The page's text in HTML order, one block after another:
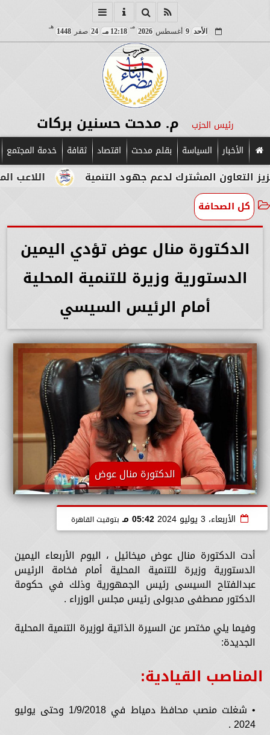
الأحد 9 أغسطس2026
مـ
12:18 مـ 24 صفر1448
هـ
رئيس الحزب م. مدحت حسنين بركات
الأخبار السياسة بقلم مدحت اقتصاد ثقافة خدمة المجتمع
اللاعب المصري الإيطالي لدعم جهود التنمية
كل الصحافة
الدكتورة منال عوض تؤدي اليمين
الدستورية وزيرة للتنمية المحلية
أمام الرئيس السيسي
الدكتورة منال عوض
الأربعاء، 3 يوليو 2024 05:42 مـ بتوقيت القاهرة
أدت الدكتورة منال عوض ميخائيل ، اليوم الأربعاء اليمين
الدستورية وزيرة للتنمية المحلية أمام فخامة الرئيس
عبدالفتاح السيسى رئيس الجمهورية وذلك في حكومة
الدكتور مصطفى مدبولى رئيس مجلس الوزراء .
وفيما يلي مختصر عن السيرة الذاتية لوزيرة التنمية المحلية
الجديدة:
المناصب القيادية:
• شغلت منصب محافظ دمياط في 1/9/2018 وحتى يوليو
2024 .